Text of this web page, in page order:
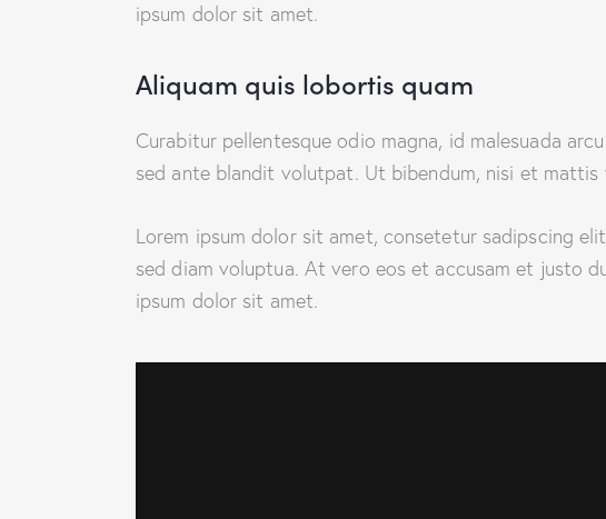
ipsum dolor sit amet.
Aliquam quis lobortis quam
Curabitur pellentesque odio magna, id malesuada
sed ante blandit volutpat. Ut bibendum, nisi et
Lorem ipsum dolor sit amet, consetetur sadipscing
sed diam voluptua. At vero eos et accusam et justo
ipsum dolor sit amet.